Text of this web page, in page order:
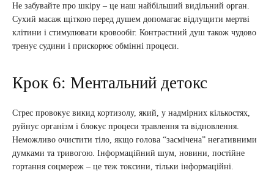
Не забувайте про шкіру – це наш найбільший видільний орган.
Сухий масаж щіткою перед душем допомагає відлущити мертві
клітини і стимулювати кровообіг. Контрастний душ також чудово
тренує судини і прискорює обмінні процеси.
Крок 6: Ментальний детокс
Стрес провокує викид кортизолу, який, у надмірних кількостях,
руйнує організм і блокує процеси травлення та відновлення.
Неможливо очистити тіло, якщо голова “засмічена” негативними
думками та тривогою. Інформаційний шум, новини, постійне
гортання соцмереж – це теж токсини, тільки інформаційні.